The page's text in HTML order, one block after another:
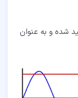
شده و به عنوان